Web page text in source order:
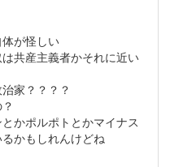
が怪しい
共産主義者かそれに近い
家？？？？
かポルポトとかマイナス
かもしれんけどね